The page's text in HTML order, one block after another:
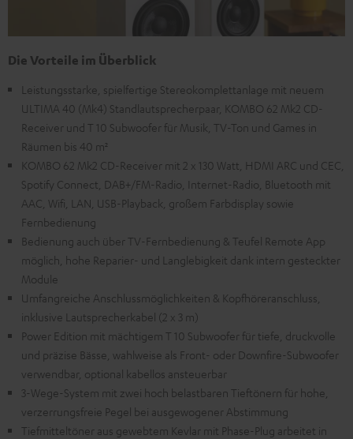
Die Vorteile im Überblick
Leistungsstarke, spielfertige Stereokomplettanlage mit neuem
ULTIMA 40 (Mk4) Standlautsprecherpaar, KOMBO 62 Mk2 CD-
Receiver und T 10 Subwoofer für Musik, TV-Ton und Games in
Räumen bis 40 m²
KOMBO 62 Mk2 CD-Receiver mit 2 x 130 Watt, HDMI ARC und CEC,
Spotify Connect, DAB+/FM-Radio, Internet-Radio, Bluetooth mit
AAC, Wifi, LAN, USB-Playback, großem Farbdisplay sowie
Fernbedienung
Bedienung auch über TV-Fernbedienung & Teufel Remote App
möglich, hohe Reparier- und Langlebigkeit dank intern gesteckter
Module
Umfangreiche Anschlussmöglichkeiten & Kopfhöreranschluss,
inklusive Lautsprecherkabel (2 x 3 m)
Power Edition mit mächtigem T 10 Subwoofer für tiefe, druckvolle
und präzise Bässe, wahlweise als Front- oder Downfire-Subwoofer
verwendbar, optional kabellos ansteuerbar
3-Wege-System mit zwei hoch belastbaren Tieftönern für hohe,
verzerrungsfreie Pegel bei ausgewogener Abstimmung
Tiefmitteltöner aus gewebtem Kevlar mit Phase-Plug arbeitet in